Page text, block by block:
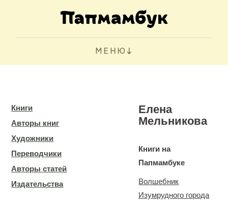
МЕНЮ
Книги
Авторы книг
Художники
Переводчики
Авторы статей
Издательства
Елена
Мельникова
Книги на
Папмамбуке
Волшебник
Изумрудного города